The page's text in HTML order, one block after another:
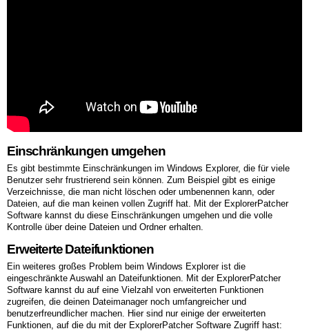
Einschränkungen umgehen
Es gibt bestimmte Einschränkungen im Windows Explorer, die für viele
Benutzer sehr frustrierend sein können. Zum Beispiel gibt es einige
Verzeichnisse, die man nicht löschen oder umbenennen kann, oder
Dateien, auf die man keinen vollen Zugriff hat. Mit der ExplorerPatcher
Software kannst du diese Einschränkungen umgehen und die volle
Kontrolle über deine Dateien und Ordner erhalten.
Erweiterte Dateifunktionen
Ein weiteres großes Problem beim Windows Explorer ist die
eingeschränkte Auswahl an Dateifunktionen. Mit der ExplorerPatcher
Software kannst du auf eine Vielzahl von erweiterten Funktionen
zugreifen, die deinen Dateimanager noch umfangreicher und
benutzerfreundlicher machen. Hier sind nur einige der erweiterten
Funktionen, auf die du mit der ExplorerPatcher Software Zugriff hast: